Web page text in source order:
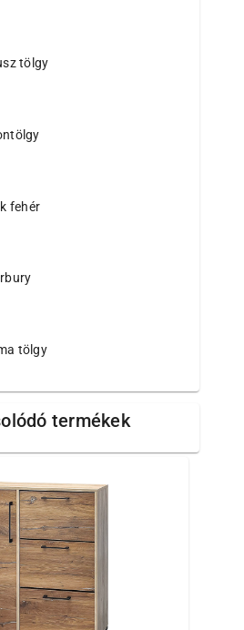
tölgy
fehér
tölgy
termékek